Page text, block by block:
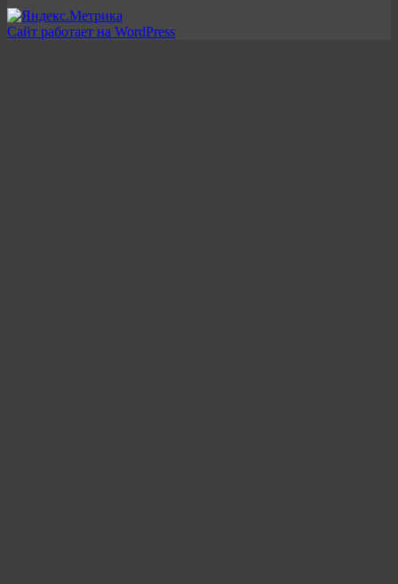
Сайт работает на WordPress